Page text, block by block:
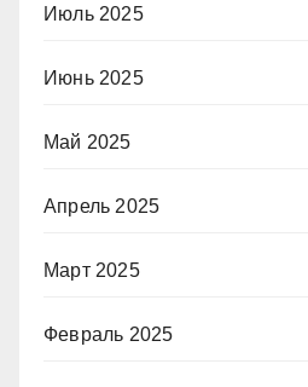
Июль 2025
Июнь 2025
Май 2025
Апрель 2025
Март 2025
Февраль 2025